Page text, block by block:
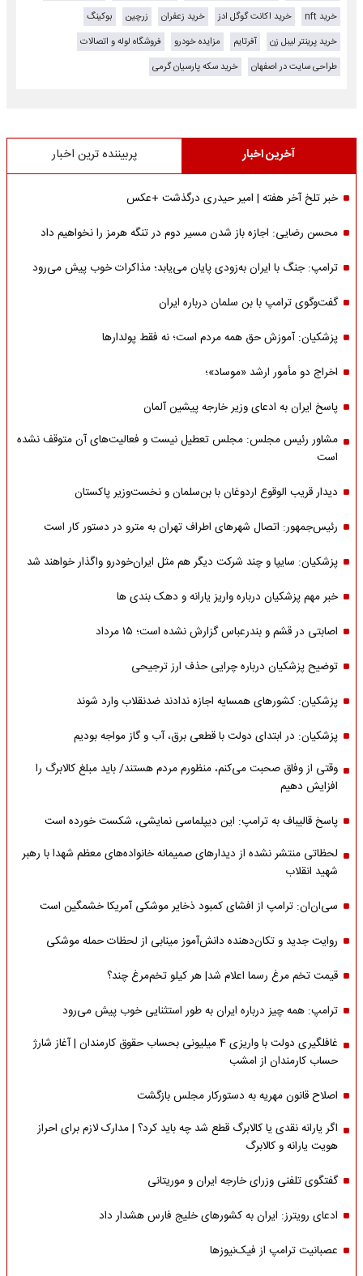
خرید nft خرید اکانت گوگل ادز خرید زعفران زرچین
بوکینگ
خرید پرینتر لیبل زن
آفرتایم مزایده خودرو
فروشگاه لوله و اتصالات
طراحی سایت در اصفهان
خرید سکه پارسیان گرمی
آخرین اخبار پربیننده ترین اخبار
خبر تلخ آخر هفته | امیر حیدری درگذشت +عکس
محسن رضایی: اجازه باز شدن مسیر دوم در تنگه هرمز را نخواهیم داد
ترامپ: جنگ با ایران به‌زودی پایان می‌یابد؛ مذاکرات خوب پیش می‌رود
گفت‌وگوی ترامپ با بن سلمان درباره ایران
پزشکیان: آموزش حق همه مردم است؛ نه فقط پولدارها
اخراج دو مأمور ارشد «موساد»؛
پاسخ ایران به ادعای وزیر خارجه پیشین آلمان
مشاور رئیس مجلس: مجلس تعطیل نیست و فعالیت‌های آن متوقف نشده
است
دیدار قریب الوقوع اردوغان با بن‌سلمان و نخست‌وزیر پاکستان
رئیس‌جمهور: اتصال شهرهای اطراف تهران به مترو در دستور کار است
پزشکیان: سایپا و چند شرکت دیگر هم مثل ایران‌خودرو واگذار خواهند شد
خبر مهم پزشکیان درباره واریز یارانه و دهک بندی ها
اصابتی در قشم و بندرعباس گزارش نشده است؛ ۱۵ مرداد
توضیح پزشکیان درباره چرایی حذف ارز ترجیحی
پزشکیان: کشورهای همسایه اجازه ندادند ضدنقلاب وارد شوند
پزشکیان: در ابتدای دولت با قطعی برق، آب و گاز مواجه بودیم
وقتی از وفاق صحبت می‌کنم، منظورم مردم هستند/ باید مبلغ کالابرگ را
افزایش دهیم
پاسخ قالیباف به ترامپ: این دیپلماسی نمایشی، شکست خورده است
لحظاتی منتشر نشده از دیدارهای صمیمانه خانواده‌های معظم شهدا با رهبر
شهید انقلاب
سی‌ان‌ان: ترامپ از افشای کمبود ذخایر موشکی آمریکا خشمگین است
روایت جدید و تکان‌دهنده دانش‌آموز مینابی از لحظات حمله موشکی
قیمت تخم مرغ رسما اعلام شد| هر کیلو تخم‌مرغ چند؟
ترامپ: همه چیز درباره ایران به طور استثنایی خوب پیش می‌رود
غافلگیری دولت با واریزی 4 میلیونی بحساب حقوق کارمندان | آغاز شارژ
حساب کارمندان از امشب
اصلاح قانون مهریه به دستورکار مجلس بازگشت
اگر یارانه نقدی یا کالابرگ قطع شد چه باید کرد؟ | مدارک لازم برای احراز
هویت یارانه و کالابرگ
گفتگوی تلفنی وزرای خارجه ایران و موریتانی
ادعای رویترز: ایران به کشورهای خلیج فارس هشدار داد
عصبانیت ترامپ از فیک‌نیوزها